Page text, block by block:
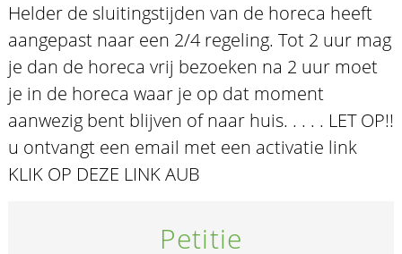
Helder de sluitingstijden van de horeca heeft
aangepast naar een 2/4 regeling. Tot 2 uur mag
je dan de horeca vrij bezoeken na 2 uur moet
je in de horeca waar je op dat moment
aanwezig bent blijven of naar huis. . . . . LET OP!!
u ontvangt een email met een activatie link
KLIK OP DEZE LINK AUB
Petitie